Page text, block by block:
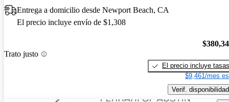
Entrega a domicilio desde Newport Beach, CA
El precio incluye envío de $1,308
Trato justo
El precio incluye tasas
$9,461/mes
Verif. disponibilidad